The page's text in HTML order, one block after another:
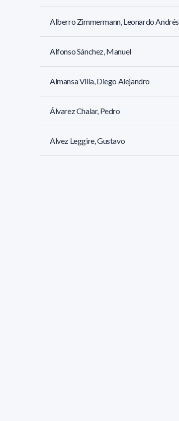
Alberro Zimmermann, Leonardo Andrés
Alfonso Sánchez, Manuel
Almansa Villa, Diego Alejandro
Álvarez Chalar, Pedro
Alvez Leggire, Gustavo